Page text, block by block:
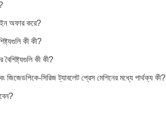
অফার করে?
কী কী?
কী কী?
জিজেডপিকে-সিরিজ ট্যাবলেট প্রেস মেশিনের মধ্যে পার্থক্য কী?